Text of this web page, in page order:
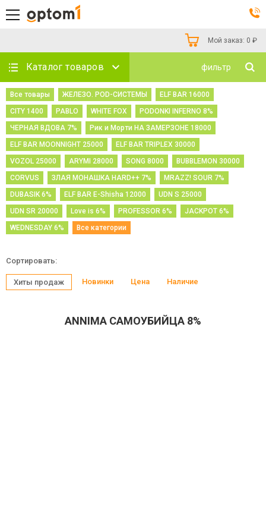
Мой заказ: 0 ₽
Каталог товаров фильтр
Все товары ЖЕЛЕЗО. POD-СИСТЕМЫ
ELF BAR 16000
CITY 1400
PABLO WHITE FOX
PODONKI INFERNO 8%
ЧЕРНАЯ ВДОВА 7%
Рик и Морти НА ЗАМЕРЗОНЕ 18000
ELF BAR MOONNIGHT 25000
ELF BAR TRIPLEX 30000
VOZOL 25000
ARYMI 28000 SONG 8000
BUBBLEMON 30000
CORVUS
ЗЛАЯ МОНАШКА HARD++ 7%
MRAZZ! SOUR 7%
DUBASIK 6%
ELF BAR E-Shisha 12000
UDN S 25000
UDN SR 20000
Love is 6% PROFESSOR 6%
JACKPOT 6%
WEDNESDAY 6%
Все категории
Сортировать:
Хиты продаж Новинки Цена Наличие
ANNIMA САМОУБИЙЦА 8%